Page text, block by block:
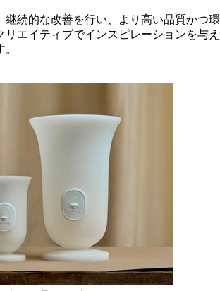
継続的な改善を行い、より高い品質かつ環
リエイティブでインスピレーションを与え